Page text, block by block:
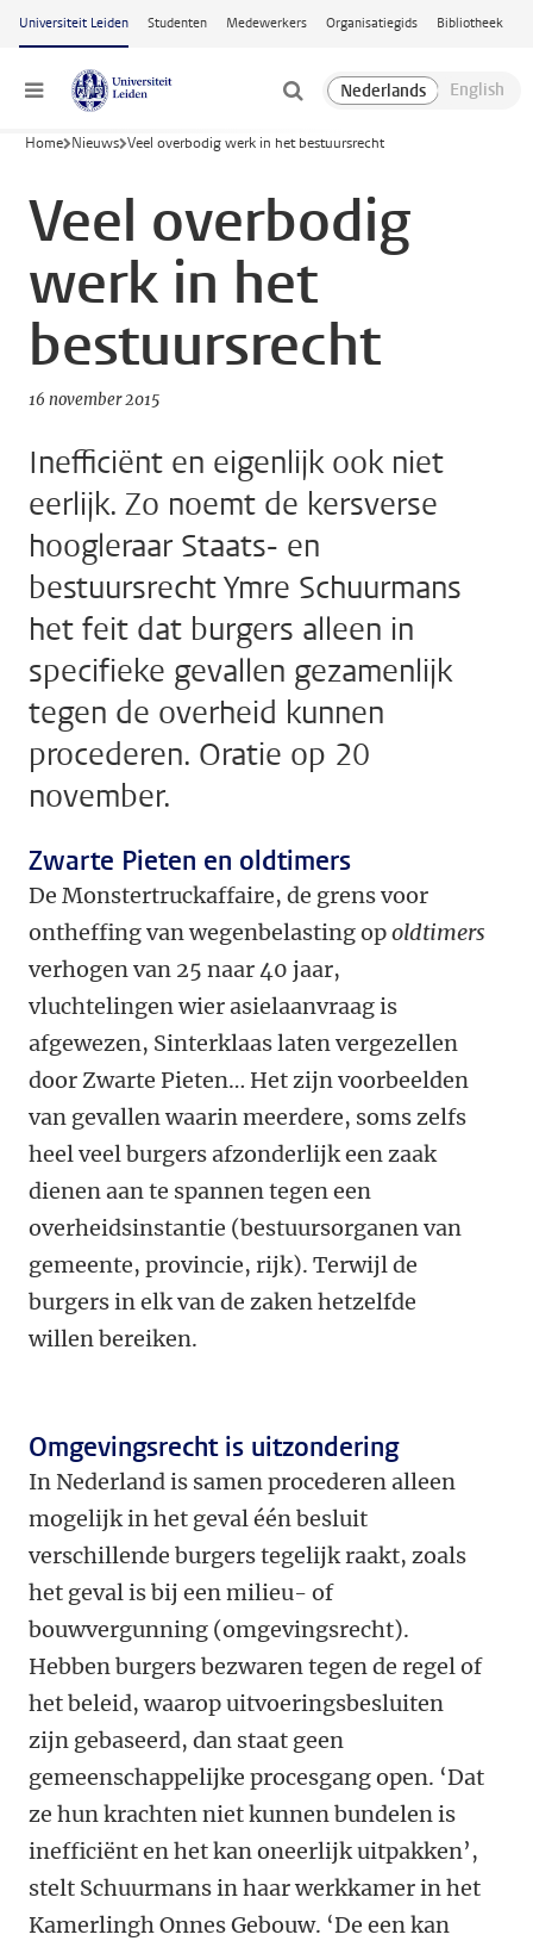
Ga naar hoofdinhoud
Universiteit Leiden Studenten Medewerkers Organisatiegids Bibliotheek
Menu
Home Nieuws Veel overbodig werk in het bestuursrecht
Veel overbodig
werk in het
bestuursrecht
16 november 2015
Inefficiënt en eigenlijk ook niet
eerlijk. Zo noemt de kersverse
hoogleraar Staats- en
bestuursrecht Ymre Schuurmans
het feit dat burgers alleen in
specifieke gevallen gezamenlijk
tegen de overheid kunnen
procederen. Oratie op 20
november.
Zwarte Pieten en oldtimers
De Monstertruckaffaire, de grens voor
ontheffing van wegenbelasting opoldtimers
verhogen van 25 naar 40 jaar,
vluchtelingen wier asielaanvraag is
afgewezen, Sinterklaas laten vergezellen
door Zwarte Pieten… Het zijn voorbeelden
van gevallen waarin meerdere, soms zelfs
heel veel burgers afzonderlijk een zaak
dienen aan te spannen tegen een
overheidsinstantie (bestuursorganen van
gemeente, provincie, rijk). Terwijl de
burgers in elk van de zaken hetzelfde
willen bereiken.
Omgevingsrecht is uitzondering
In Nederland is samen procederen alleen
mogelijk in het geval één besluit
verschillende burgers tegelijk raakt, zoals
het geval is bij een milieu- of
bouwvergunning (omgevingsrecht).
Hebben burgers bezwaren tegen de regel of
het beleid, waarop uitvoeringsbesluiten
zijn gebaseerd, dan staat geen
gemeenschappelijke procesgang open. ‘Dat
ze hun krachten niet kunnen bundelen is
inefficiënt en het kan oneerlijk uitpakken’,
stelt Schuurmans in haar werkkamer in het
Kamerlingh Onnes Gebouw. ‘De een kan